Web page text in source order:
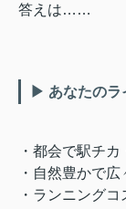
答えは……
▶ あなたのラ
・都会で駅チ
・自然豊かで
・ランニング